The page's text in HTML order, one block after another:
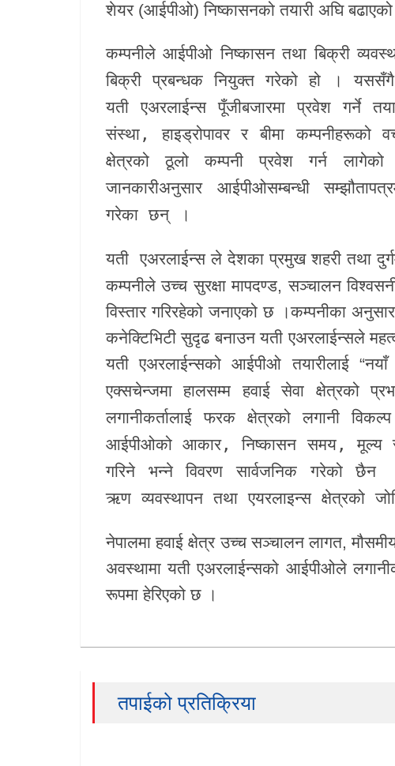
शेयर (आईपीओ) निष्कासनको तयारी अघि
कम्पनीले आईपीओ निष्कासन तथा बिक्री
बिक्री प्रबन्धक नियुक्त गरेको हो । यससँगै
यती एअरलाईन्स पूँजीबजारमा प्रवेश गर्ने
संस्था, हाइड्रोपावर र बीमा कम्पनीहरूको
क्षेत्रको ठूलो कम्पनी प्रवेश गर्न
जानकारीअनुसार आईपीओसम्बन्धी
गरेका छन् ।
यती एअरलाईन्सले देशका प्रमुख शहरी तथा
कम्पनीले उच्च सुरक्षा मापदण्ड, सञ्चालन
विस्तार गरिरहेको जनाएको छ ।कम्पनीका अनुसार
कनेक्टिभिटी सुदृढ बनाउन यती एअरलाईन्सले
यती एअरलाईन्सको आईपीओ तयारीलाई
एक्सचेन्जमा हालसम्म हवाई सेवा क्षेत्रको
लगानीकर्तालाई फरक क्षेत्रको लगानी
आईपीओको आकार, निष्कासन समय, मूल्य
गरिने भन्ने विवरण सार्वजनिक गरेको छैन ।
ऋण व्यवस्थापन तथा एयरलाइन्स क्षेत्रको
नेपालमा हवाई क्षेत्र उच्च सञ्चालन लागत,
अवस्थामा यती एअरलाईन्सको आईपीओले
रूपमा हेरिएको छ ।
तपाईको प्रतिक्रिया